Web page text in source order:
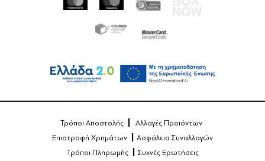
Τρόποι Αποστολής
Αλλαγές Προϊόντων
Επιστροφή Χρημάτων
Ασφάλεια Συναλλαγών
Τρόποι Πληρωμής
Συχνές Ερωτήσεις